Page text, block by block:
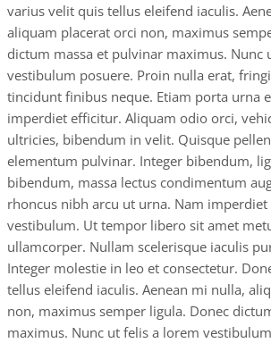
varius velit quis tellus eleifend iaculis.
aliquam placerat orci non, maximus
dictum massa et pulvinar maximus. Nunc
vestibulum posuere. Proin nulla erat,
tincidunt finibus neque. Etiam porta urna
imperdiet efficitur. Aliquam odio orci,
ultricies, bibendum in velit. Quisque
elementum pulvinar. Integer bibendum,
bibendum, massa lectus condimentum
rhoncus nibh arcu ut urna. Nam imperdiet
vestibulum. Ut tempor libero sit amet
ullamcorper. Nullam scelerisque iaculis
Integer molestie in leo et consectetur.
tellus eleifend iaculis. Aenean mi nulla,
non, maximus semper ligula. Donec
maximus. Nunc ut felis a lorem